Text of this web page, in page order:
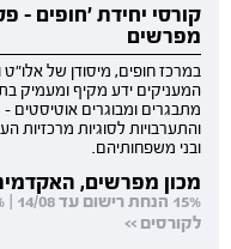
קורסי יחידת 'חופים -
מפרשים
במרכז חופים, מיסודן של
המעניקים ידע מקיף ומעמיק
מתבגרים ומבוגרים אוטיסטים -
והתערבויות לסוגיות מרכזיות
ובני משפחותיהם.
מכון מפרשים,
לקורסים >>